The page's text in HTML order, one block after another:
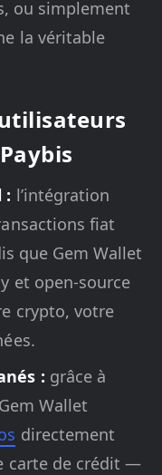
ou simplement
la véritable
: l’intégration
fiat
que Gem Wallet
et open-source
crypto, votre
: grâce à
Wallet
directement
carte de crédit —